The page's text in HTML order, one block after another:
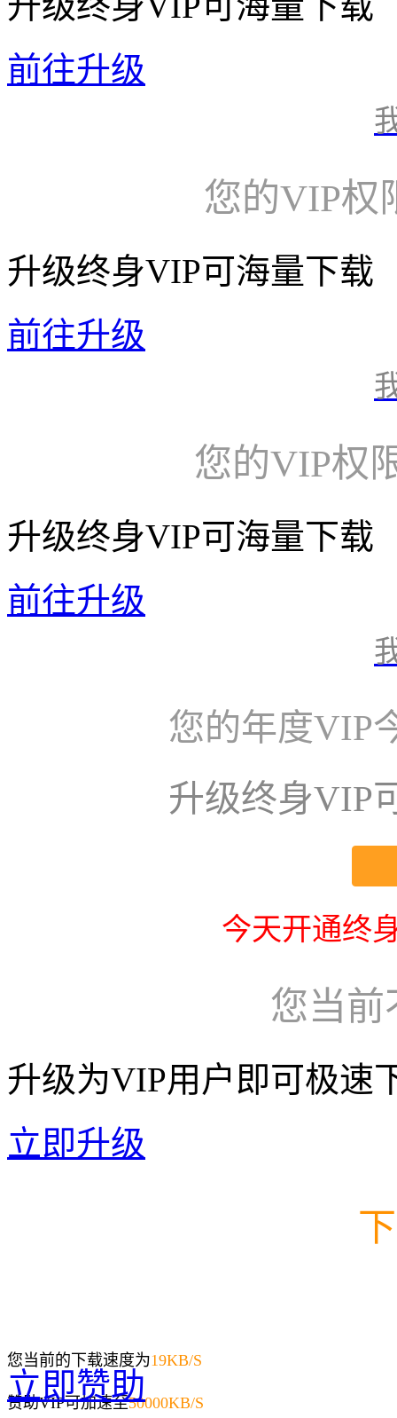
前往升级
您的VIP权
升级终身VIP可海量下载
前往升级
您的VIP权
升级终身VIP可海量下载
前往升级
您的年度VIP
升级终身VIP
今天开通终
您当前
升级为VIP用户即可极速
立即升级
您当前的下载速度为19KB/S
赞助VIP可加速至50000KB/S
立即赞助